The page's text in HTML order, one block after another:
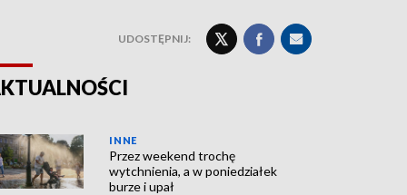
UDOSTĘPNIJ:
INNE
Przez weekend trochę
wytchnienia, a w poniedziałek
burze i upał